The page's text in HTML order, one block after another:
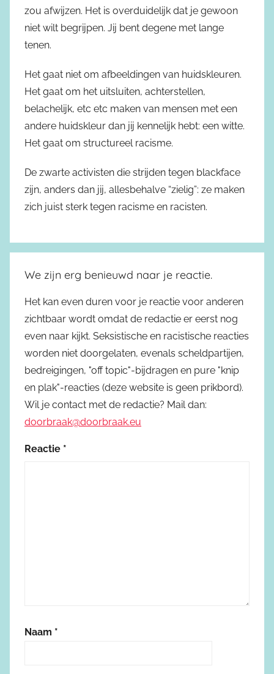
zou afwijzen. Het is overduidelijk dat je gewoon
niet wilt begrijpen. Jij bent degene met lange
tenen.
Het gaat niet om afbeeldingen van huidskleuren.
Het gaat om het uitsluiten, achterstellen,
belachelijk, etc etc maken van mensen met een
andere huidskleur dan jij kennelijk hebt: een witte.
Het gaat om structureel racisme.
De zwarte activisten die strijden tegen blackface
zijn, anders dan jij, allesbehalve “zielig”: ze maken
zich juist sterk tegen racisme en racisten.
We zijn erg benieuwd naar je reactie.
Het kan even duren voor je reactie voor anderen
zichtbaar wordt omdat de redactie er eerst nog
even naar kijkt. Seksistische en racistische reacties
worden niet doorgelaten, evenals scheldpartijen,
bedreigingen, "off topic"-bijdragen en pure "knip
en plak"-reacties (deze website is geen prikbord).
Wil je contact met de redactie? Mail dan:
doorbraak@doorbraak.eu
Reactie *
Naam *